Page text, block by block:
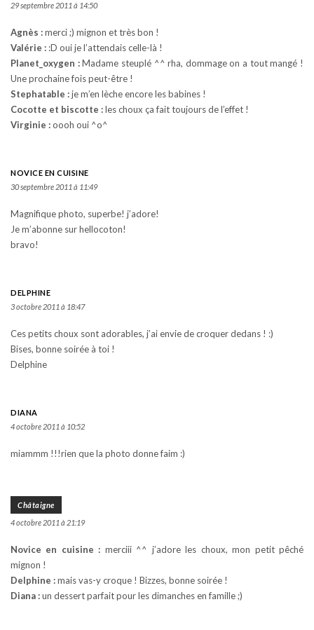
29 septembre 2011 à 14:50
Agnès :merci ;) mignon et très bon !
Valérie : :D oui je l’attendais celle-là !
Planet_oxygen :Madame steuplé ^^ rha, dommage on a tout mangé !
Une prochaine fois peut-être !
Stephatable :je m’en lèche encore les babines !
Cocotte et biscotte :les choux ça fait toujours de l’effet !
Virginie :oooh oui ^o^
NOVICE EN CUISINE
30 septembre 2011 à 11:49
Magnifique photo, superbe! j’adore!
Je m’abonne sur hellocoton!
bravo!
DELPHINE
3 octobre 2011 à 18:47
Ces petits choux sont adorables, j’ai envie de croquer dedans ! :)
Bises, bonne soirée à toi !
Delphine
DIANA
4 octobre 2011 à 10:52
miammm !!!rien que la photo donne faim :)
Châtaigne
4 octobre 2011 à 21:19
Novice en cuisine : merciii ^^ j’adore les choux, mon petit pêché
mignon !
Delphine :mais vas-y croque ! Bizzes, bonne soirée !
Diana :un dessert parfait pour les dimanches en famille ;)